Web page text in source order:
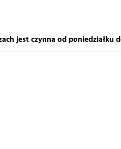
jest czynna od poniedziałku